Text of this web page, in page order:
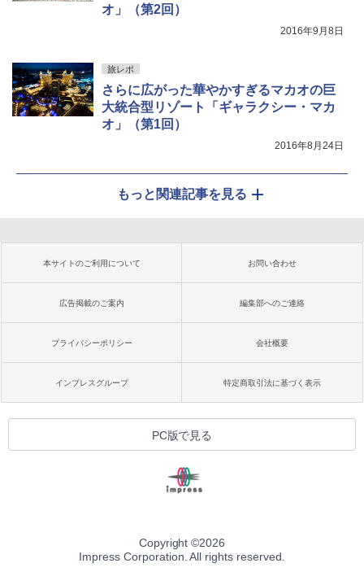
オ」（第2回）
2016年9月8日
旅レポ
さらに広がった華やかすぎるマカオの巨
大統合型リゾート「ギャラクシー・マカ
オ」（第1回）
2016年8月24日
もっと関連記事を見る
本サイトのご利用について お問い合わせ
広告掲載のご案内 編集部へのご連絡
プライバシーポリシー 会社概要
インプレスグループ 特定商取引法に基づく表示
PC版で見る
Copyright ©2026
Impress Corporation. All rights reserved.